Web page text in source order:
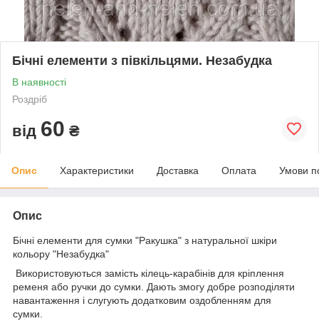
Бічні елементи з півкільцями. Незабудка
В наявності
Роздріб
від 60 ₴
Опис Характеристики Доставка Оплата Умови
Опис
Бічні елементи для сумки "Ракушка" з натуральної шкіри
кольору "Незабудка"
Використовуються замість кілець-карабінів для кріплення
ременя або ручки до сумки. Дають змогу добре розподіляти
навантаження і слугують додатковим оздобленням для
сумки.